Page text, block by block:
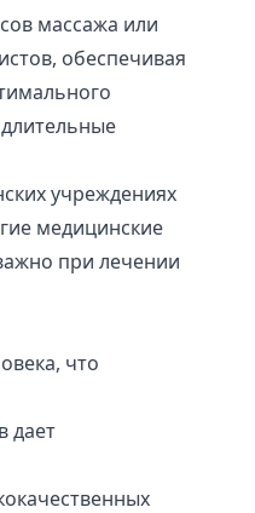
массажа или
обеспечивая
учреждениях
медицинские
при лечении
что
дает